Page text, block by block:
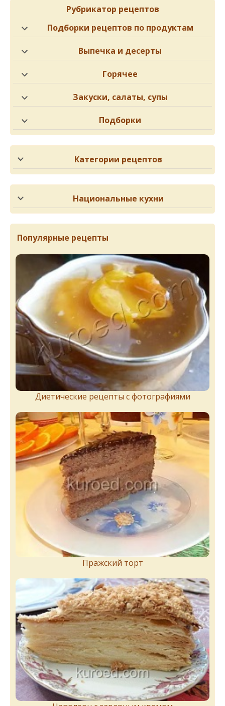
Рубрикатор рецептов
Подборки рецептов по продуктам
Выпечка и десерты
Горячее
Закуски, салаты, супы
Подборки
Категории рецептов
Национальные кухни
Популярные рецепты
Диетические рецепты с фотографиями
Пражский торт